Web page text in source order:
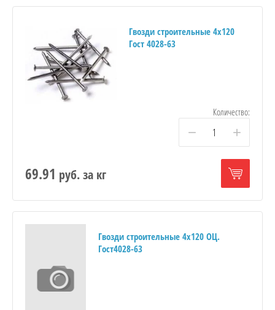
Гвозди строительные 4х120
Гост 4028-63
Количество:
− +
69.91 руб.за кг
Гвозди строительные 4х120 ОЦ.
Гост4028-63